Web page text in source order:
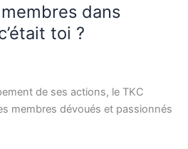
dans
toi ?
de ses actions, le TKC
membres dévoués et passionnés